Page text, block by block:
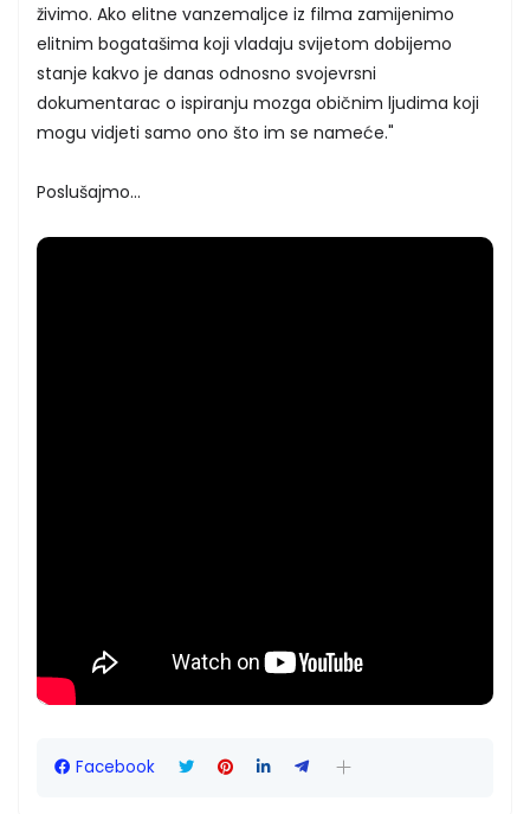
živimo. Ako elitne vanzemaljce iz filma zamijenimo
elitnim bogatašima koji vladaju svijetom dobijemo
stanje kakvo je danas odnosno svojevrsni
dokumentarac o ispiranju mozga običnim ljudima koji
mogu vidjeti samo ono što im se nameće."
Poslušajmo...
Facebook